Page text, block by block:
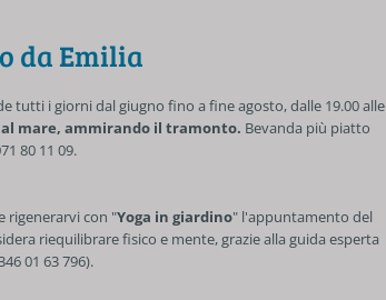
da Emilia
tutti i giorni dal giugno fino a fine agosto, dalle 19.00 alle
mare, ammirando il tramonto. Bevanda più piatto
80 11 09.
rigenerarvi con "Yoga in giardino" l'appuntamento del
riequilibrare fisico e mente, grazie alla guida esperta
01 63 796).